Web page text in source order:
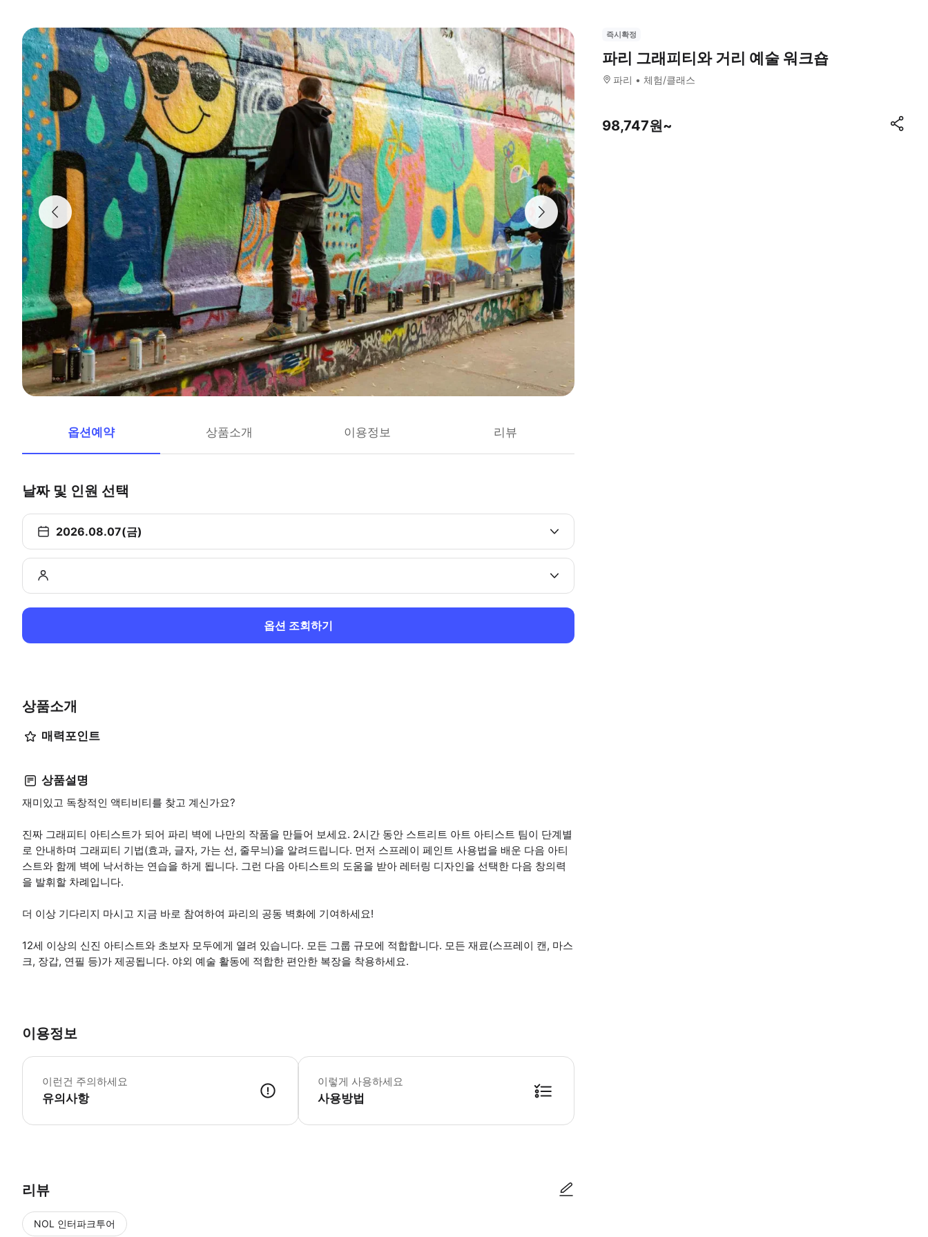
옵션예약 상품소개 이용정보 리뷰
날짜 및 인원 선택
2026.08.07(금)
옵션 조회하기
상품소개
매력포인트
상품설명
재미있고 독창적인 액티비티를 찾고 계신가요?
진짜 그래피티 아티스트가 되어 파리 벽에 나만의 작품을 만들어 보세요. 2시간 동안 스트리트 아트 아티스트 팀이 단계별
로 안내하며 그래피티 기법(효과, 글자, 가는 선, 줄무늬)을 알려드립니다. 먼저 스프레이 페인트 사용법을 배운 다음 아티
스트와 함께 벽에 낙서하는 연습을 하게 됩니다. 그런 다음 아티스트의 도움을 받아 레터링 디자인을 선택한 다음 창의력
을 발휘할 차례입니다.
더 이상 기다리지 마시고 지금 바로 참여하여 파리의 공동 벽화에 기여하세요!
12세 이상의 신진 아티스트와 초보자 모두에게 열려 있습니다. 모든 그룹 규모에 적합합니다. 모든 재료(스프레이 캔, 마스
크, 장갑, 연필 등)가 제공됩니다. 야외 예술 활동에 적합한 편안한 복장을 착용하세요.
이용정보
이런건 주의하세요
유의사항
* 소요시간 : 120분 (옵션에 따라 소요 시간이 다를 수 있으니, 예약 시 확인 부탁드립니다.)
이렇게 사용하세요
사용방법
리뷰
NOL 인터파크투어
즉시확정
파리 그래피티와 거리 예술 워크숍
파리 체험/클래스
98,747원~